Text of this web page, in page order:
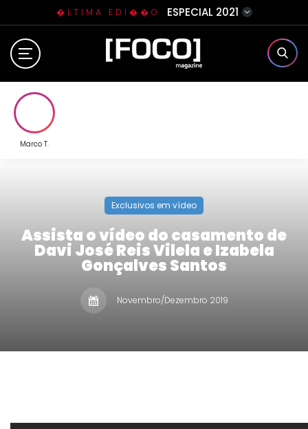
�LTIMA EDI��O ESPECIAL 2021
Home
Contato
Marco T.
Exclusivos em vídeo
Assista o vídeo do casamento de
Davi José Reis Vilela e Izabela
Gonçalves Santos
Novembro/Dezembro 2019